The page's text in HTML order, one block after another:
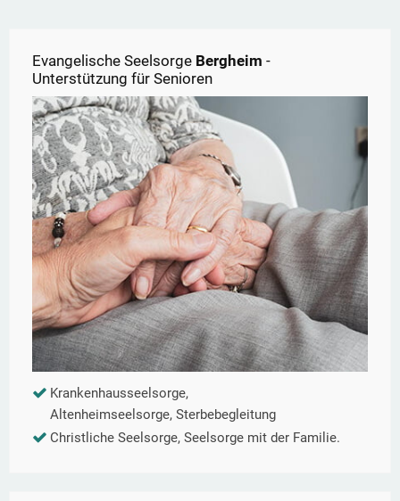
Evangelische Seelsorge Bergheim -
Unterstützung für Senioren
Krankenhausseelsorge,
Altenheimseelsorge, Sterbebegleitung
Christliche Seelsorge, Seelsorge mit der Familie.